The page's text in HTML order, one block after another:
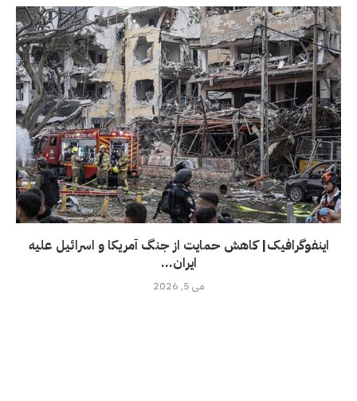
اینفوگرافیک| کاهش حمایت از جنگ آمریکا و اسرائیل علیه
ایران...
می 5, 2026